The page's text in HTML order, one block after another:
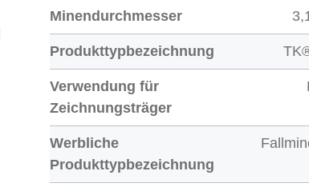
Minendurchmesser
Produkttypbezeichnung
Verwendung für
Zeichnungsträger
Werbliche
Produkttypbezeichnung